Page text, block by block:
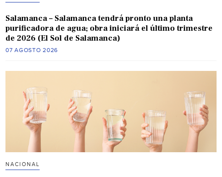
Salamanca – Salamanca tendrá pronto una planta
purificadora de agua; obra iniciará el último trimestre
de 2026 (El Sol de Salamanca)
07 AGOSTO 2026
NACIONAL